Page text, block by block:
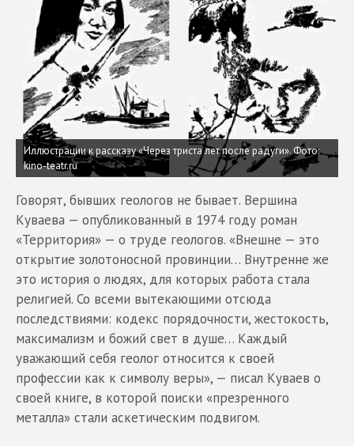
Иллюстрации к рассказу «Через триста лет после радуги».Фото:
kino-teatr.ru
Говорят, бывших геологов не бывает. Вершина
Куваева — опубликованный в 1974 году роман
«Территория» — о труде геологов. «Внешне — это
открытие золотоносной провинции… Внутренне же
это история о людях, для которых работа стала
религией. Со всеми вытекающими отсюда
последствиями: кодекс порядочности, жестокость,
максимализм и божий свет в душе… Каждый
уважающий себя геолог относится к своей
профессии как к символу веры», — писал Куваев о
своей книге, в которой поиски «презренного
металла» стали аскетическим подвигом.